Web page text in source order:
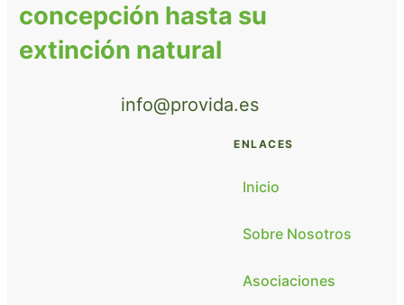
concepción hasta su
extinción natural
info@provida.es
ENLACES
Inicio
Sobre Nosotros
Asociaciones